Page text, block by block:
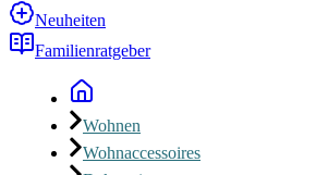
Neuheiten
Familienratgeber
Wohnen
Wohnaccessoires